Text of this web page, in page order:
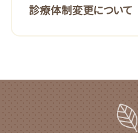
診療体制変更について